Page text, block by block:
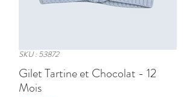
SKU : 53872
Gilet Tartine et Chocolat - 12
Mois